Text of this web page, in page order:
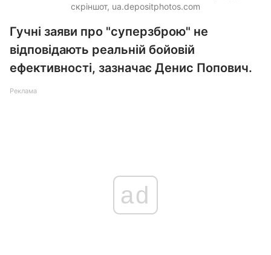
скріншот, ua.depositphotos.com
Гучні заяви про "суперзброю" не
відповідають реальній бойовій
ефективності, зазначає Денис Попович.
Реклама
ad